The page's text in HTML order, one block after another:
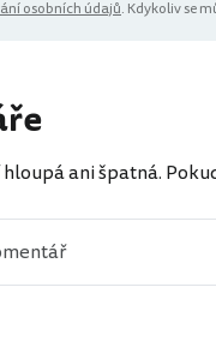
osobních údajů. Kdykoliv se
ani špatná.